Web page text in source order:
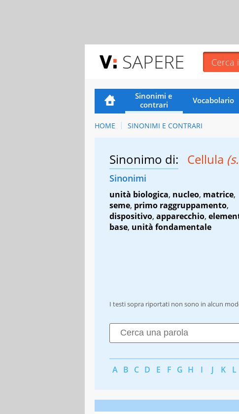
SAPERE
Sinonimi e
contrari
Vocabolario
HOME SINONIMI E CONTRARI
Sinonimo di: Cellula
Sinonimi
unità biologica, nucleo, matrice,
seme, primo raggruppamento,
dispositivo, apparecchio,
base, unità fondamentale
I testi sopra riportati non sono in alcun
A B C D E F G H I J K L